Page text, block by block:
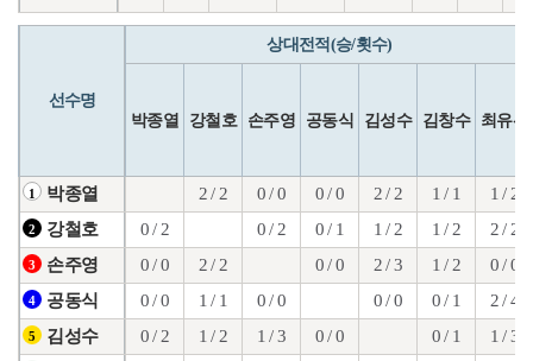
선수명
상대전적(승/횟수)
박종열 강철호 손주영 공동식 김성수 김창수 최유선
1 박종열 2 / 2 0 / 0 0 / 0 2 / 2 1 / 1 1 / 2
2 강철호 0 / 2 0 / 2 0 / 1 1 / 2 1 / 2 2 / 2
3 손주영 0 / 0 2 / 2 0 / 0 2 / 3 1 / 2 0 / 0
4 공동식 0 / 0 1 / 1 0 / 0 0 / 0 0 / 1 2 / 4
5 김성수 0 / 2 1 / 2 1 / 3 0 / 0 0 / 1 1 / 3